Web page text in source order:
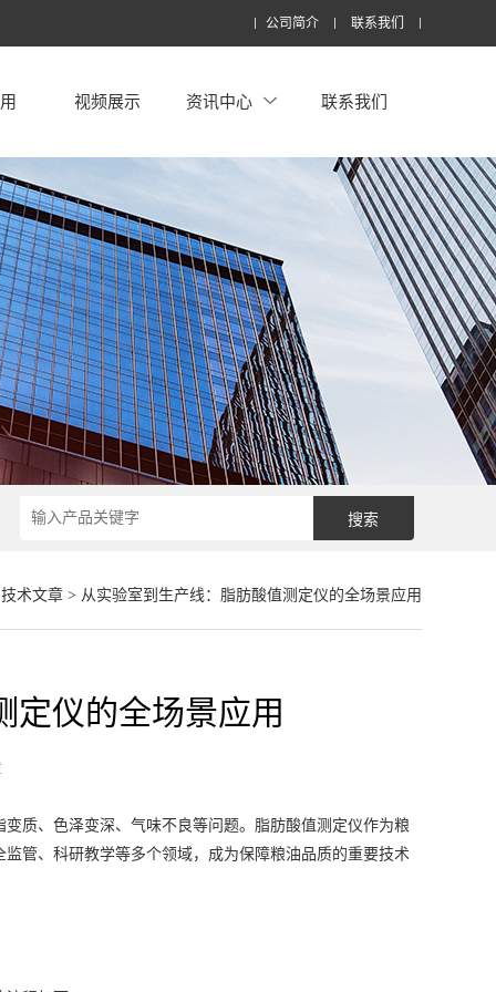
公司简介 联系我们
视频展示 资讯中心 联系我们
技术文章> 从实验室到生产线：脂肪酸值测定仪的全场景应用
定仪的全场景应用
质、色泽变深、气味不良等问题。脂肪酸值测定仪作为粮
管、科研教学等多个领域，成为保障粮油品质的重要技术